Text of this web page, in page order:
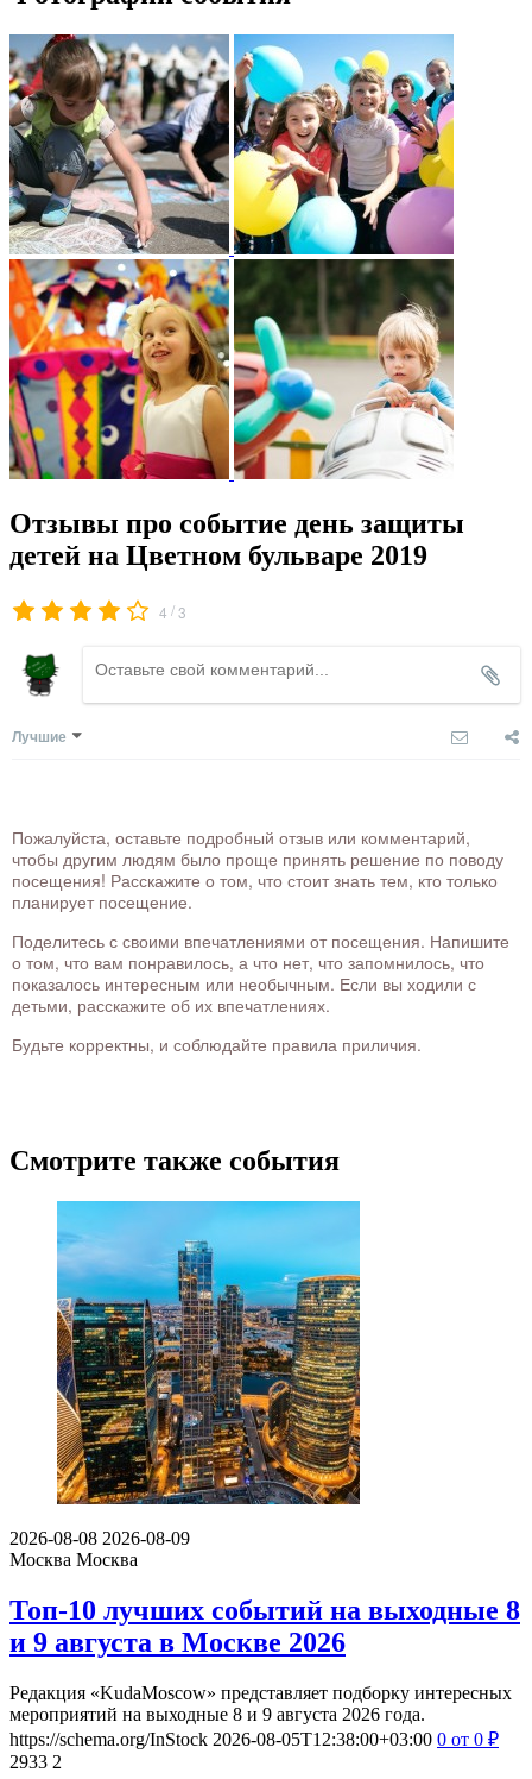
Отзывы про событие день защиты
детей на Цветном бульваре 2019
4 /3
Лучшие
Пожалуйста, оставьте подробный отзыв или комментарий,
чтобы другим людям было проще принять решение по поводу
посещения! Расскажите о том, что стоит знать тем, кто только
планирует посещение.
Поделитесь с своими впечатлениями от посещения. Напишите
о том, что вам понравилось, а что нет, что запомнилось, что
показалось интересным или необычным. Если вы ходили с
детьми, расскажите об их впечатлениях.
Будьте корректны, и соблюдайте правила приличия.
Смотрите также события
2026-08-08 2026-08-09
Москва Москва
Топ-10 лучших событий на выходные 8
и 9 августа в Москве 2026
Редакция «KudaMoscow» представляет подборку интересных
мероприятий на выходные 8 и 9 августа 2026 года.
https://schema.org/InStock 2026-08-05T12:38:00+03:00 0 от 0 ₽
2933 2